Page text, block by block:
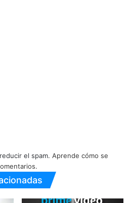
el spam. Aprende cómo se